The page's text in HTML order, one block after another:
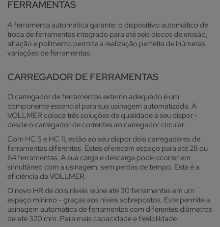
FERRAMENTAS
A ferramenta automática garante: o dispositivo automático de
troca de ferramentas integrado para até seis discos de erosão,
afiação e polimento permite a realização perfeita de inúmeras
variações de ferramentas.
CARREGADOR DE FERRAMENTAS
O carregador de ferramentas externo adequado é um
componente essencial para sua usinagem automatizada. A
VOLLMER coloca três soluções de qualidade a seu dispor -
desde o carregador de correntes ao carregador circular:
Com HC 5 e HC 11, estão ao seu dispor dois carregadores de
ferramentas diferentes. Estes oferecem espaço para até 28 ou
64 ferramentas. A sua carga e descarga pode ocorrer em
simultâneo com a usinagem, sem perdas de tempo. Esta é a
eficiência da VOLLMER.
O novo HR de dois níveis reúne até 30 ferramentas em um
espaço mínimo - graças aos níveis sobrepostos. Este permite a
usinagem automática de ferramentas com diferentes diâmetros
de até 320 mm. Para mais capacidade e flexibilidade.